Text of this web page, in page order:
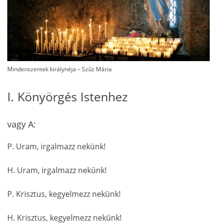
Mindenszentek királynéja – Szűz Mária
I. Könyörgés Istenhez
vagy A:
P. Uram, irgalmazz nekünk!
H. Uram, irgalmazz nekünk!
P. Krisztus, kegyelmezz nekünk!
H. Krisztus, kegyelmezz nekünk!